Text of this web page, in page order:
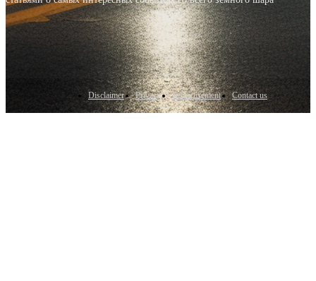
Disclaimer Privacy Advertisement Contact us